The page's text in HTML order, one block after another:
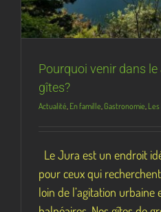
Pourquoi venir dans
gîtes?
Actualité En famille Gastronomie
Le Jura est un endroit
pour ceux qui
loin de l’agitation urbaine